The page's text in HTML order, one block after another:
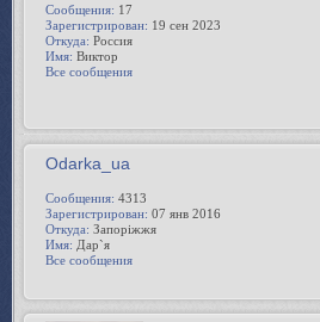
Сообщения: 17
Зарегистрирован: 19 сен 2023
Откуда: Россия
Имя: Виктор
Все сообщения
Odarka_ua
Сообщения: 4313
Зарегистрирован: 07 янв 2016
Откуда: Запоріжжя
Имя: Дар`я
Все сообщения